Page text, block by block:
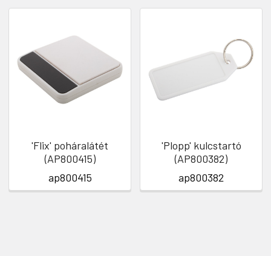
'Flix' poháralátét
(AP800415)
ap800415
'Plopp' kulcstartó
(AP800382)
ap800382